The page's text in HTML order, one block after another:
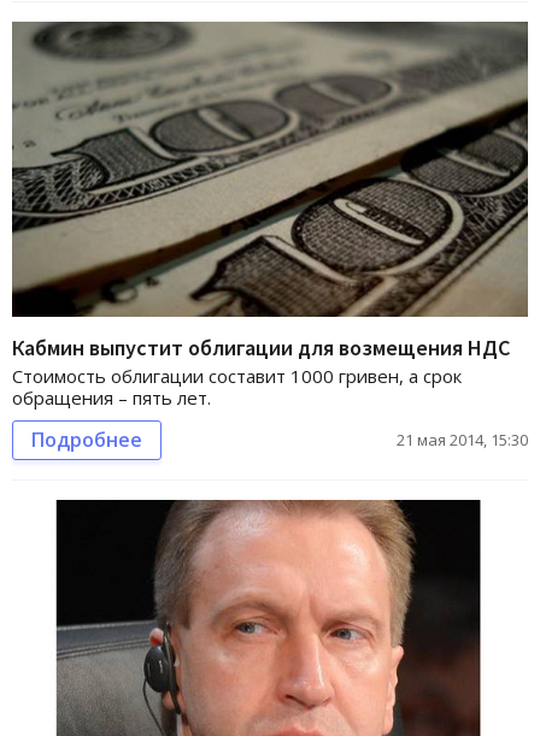
Кабмин выпустит облигации для возмещения НДС
Стоимость облигации составит 1000 гривен, а срок
обращения – пять лет.
Подробнее 21 мая 2014, 15:30